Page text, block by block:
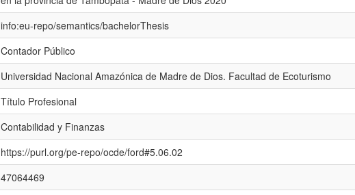
info:eu-repo/semantics/bachelorThesis
Contador Público
Universidad Nacional Amazónica de Madre de Dios. Facultad de Ecoturismo
Título Profesional
Contabilidad y Finanzas
https://purl.org/pe-repo/ocde/ford#5.06.02
47064469